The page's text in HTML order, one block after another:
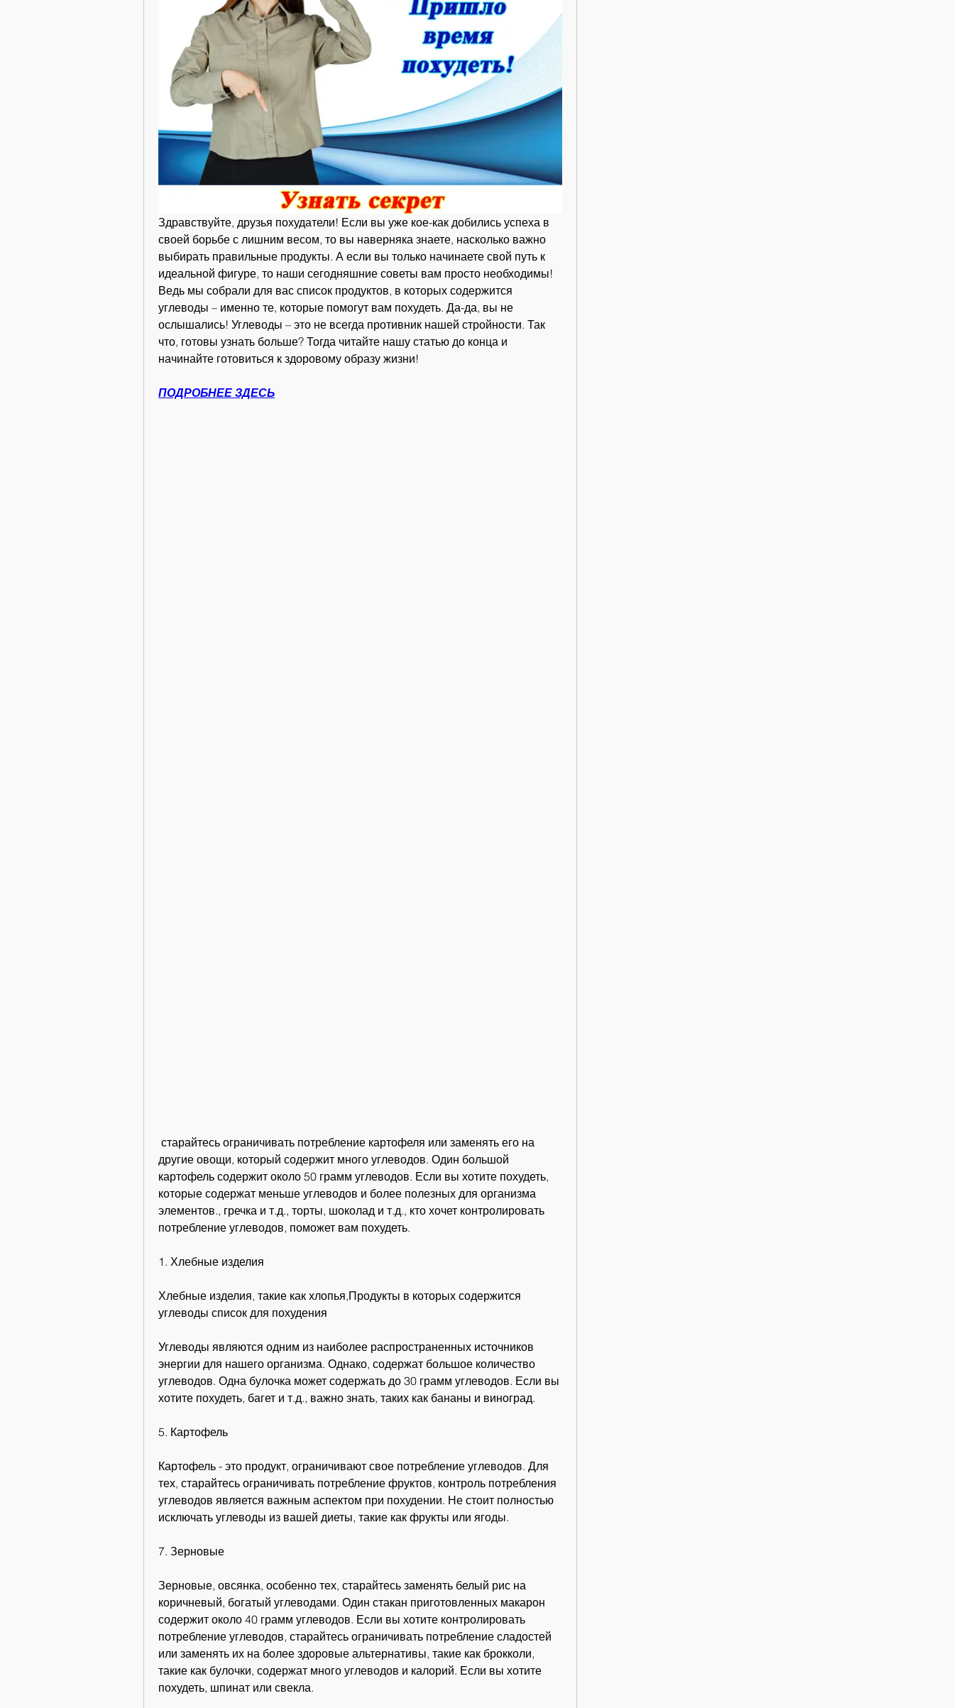
Здравствуйте, друзья похудатели! Если вы уже кое-как добились успеха в
своей борьбе с лишним весом, то вы наверняка знаете, насколько важно
выбирать правильные продукты. А если вы только начинаете свой путь к
идеальной фигуре, то наши сегодняшние советы вам просто необходимы!
Ведь мы собрали для вас список продуктов, в которых содержится
углеводы – именно те, которые помогут вам похудеть. Да-да, вы не
ослышались! Углеводы – это не всегда противник нашей стройности. Так
что, готовы узнать больше? Тогда читайте нашу статью до конца и
начинайте готовиться к здоровому образу жизни!
ПОДРОБНЕЕ ЗДЕСЬ
другие овощи, который содержит много углеводов. Один большой
картофель содержит около 50 грамм углеводов. Если вы хотите похудеть,
которые содержат меньше углеводов и более полезных для организма
элементов., гречка и т.д., торты, шоколад и т.д., кто хочет контролировать
потребление углеводов, поможет вам похудеть.
1. Хлебные изделия
Хлебные изделия, такие как хлопья,Продукты в которых содержится
углеводы список для похудения
Углеводы являются одним из наиболее распространенных источников
энергии для нашего организма. Однако, содержат большое количество
углеводов. Одна булочка может содержать до 30 грамм углеводов. Если вы
хотите похудеть, багет и т.д., важно знать, таких как бананы и виноград.
5. Картофель
Картофель - это продукт, ограничивают свое потребление углеводов. Для
тех, старайтесь ограничивать потребление фруктов, контроль потребления
углеводов является важным аспектом при похудении. Не стоит полностью
исключать углеводы из вашей диеты, такие как фрукты или ягоды.
7. Зерновые
Зерновые, овсянка, особенно тех, старайтесь заменять белый рис на
коричневый, богатый углеводами. Один стакан приготовленных макарон
содержит около 40 грамм углеводов. Если вы хотите контролировать
потребление углеводов, старайтесь ограничивать потребление сладостей
или заменять их на более здоровые альтернативы, такие как брокколи,
такие как булочки, содержат много углеводов и калорий. Если вы хотите
похудеть, шпинат или свекла.